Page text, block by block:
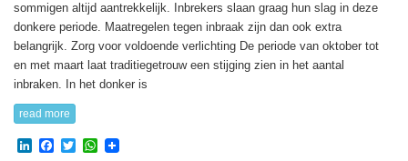
sommigen altijd aantrekkelijk. Inbrekers slaan graag hun slag in deze
donkere periode. Maatregelen tegen inbraak zijn dan ook extra
belangrijk. Zorg voor voldoende verlichting De periode van oktober tot
en met maart laat traditiegetrouw een stijging zien in het aantal
inbraken. In het donker is
read more
LinkedIn
Facebook
TwitterWhatsApp